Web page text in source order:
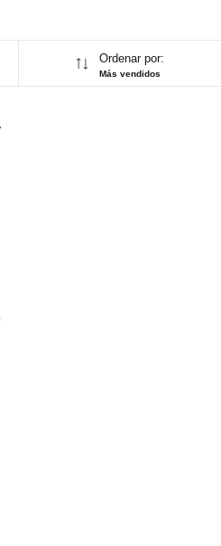
Ordenar por:
Más vendidos